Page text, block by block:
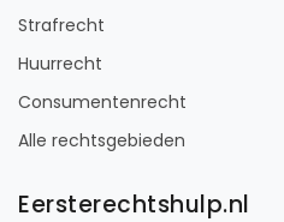
Strafrecht
Huurrecht
Consumentenrecht
Alle rechtsgebieden
Eersterechtshulp.nl